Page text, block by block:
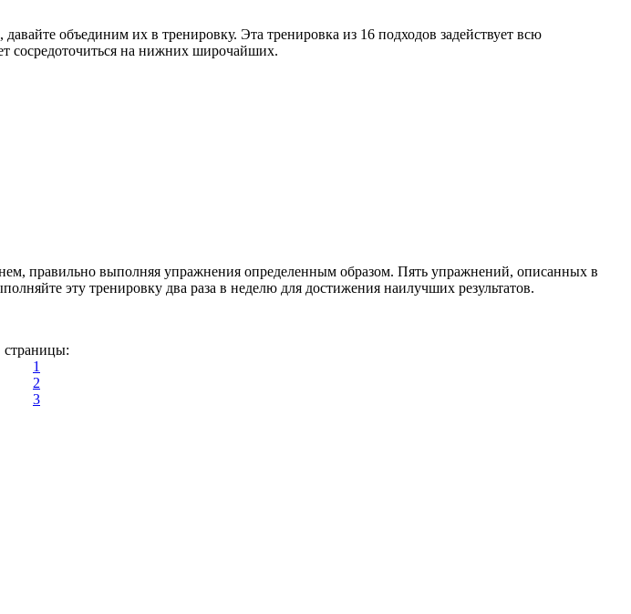
объединим их в тренировку. Эта тренировка из 16 подходов задействует всю
на нижних широчайших.
правильно выполняя упражнения определенным образом. Пять упражнений, описанных в
эту тренировку два раза в неделю для достижения наилучших результатов.
страницы:
1
2
3